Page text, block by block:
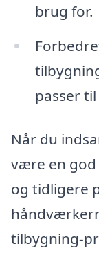
brug for.
passer
Når du
være en god
og tidligere
tilbygning-